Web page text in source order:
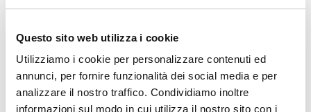
Questo sito web utilizza i cookie
Utilizziamo i cookie per personalizzare contenuti ed
annunci, per fornire funzionalità dei social media e per
analizzare il nostro traffico. Condividiamo inoltre
informazioni sul modo in cui utilizza il nostro sito con i
Massima protezione combinando trasportabilità e comfort.
Maniglie, fodere e tasche sono cucite con nylon di alta qualità e
resistenza.
Schiuma rigida interna